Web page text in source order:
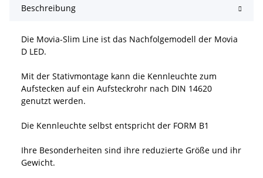
Beschreibung
Die Movia-Slim Line ist das Nachfolgemodell der Movia
D LED.
Mit der Stativmontage kann die Kennleuchte zum
Aufstecken auf ein Aufsteckrohr nach DIN 14620
genutzt werden.
Die Kennleuchte selbst entspricht der FORM B1
Ihre Besonderheiten sind ihre reduzierte Größe und ihr
Gewicht.